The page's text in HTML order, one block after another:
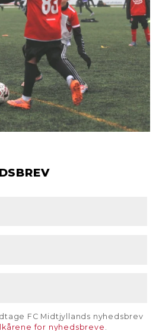
FC Midtjyllands nyhedsbrev
for nyhedsbreve .